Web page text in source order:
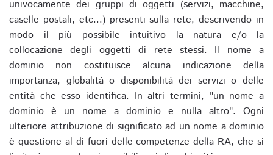
univocamente dei gruppi di oggetti (servizi, macchine,
caselle postali, etc...) presenti sulla rete, descrivendo in
modo il più possibile intuitivo la natura e/o la
collocazione degli oggetti di rete stessi. Il nome a
dominio non costituisce alcuna indicazione della
importanza, globalità o disponibilità dei servizi o delle
entità che esso identifica. In altri termini, "un nome a
dominio è un nome a dominio e nulla altro". Ogni
ulteriore attribuzione di significato ad un nome a dominio
è questione al di fuori delle competenze della RA, che si